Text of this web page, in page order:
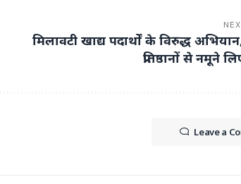
मिलावटी खाद्य पदार्थों के विरुद्ध
प्रतिष्ठानों से नमूने
Leave a